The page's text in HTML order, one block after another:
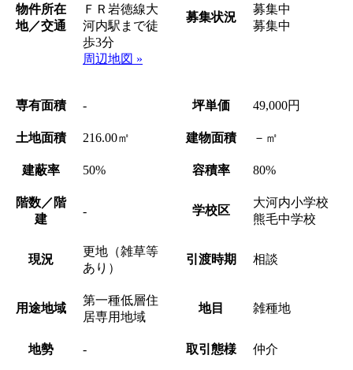
物件所在
地／交通
ＦＲ岩徳線大
河内駅まで徒
歩3分
周辺地図 »
募集状況
募集中
募集中
専有面積 - 坪単価 49,000円
土地面積 216.00㎡ 建物面積 －㎡
建蔽率 50% 容積率 80%
階数／階
建
- 学校区
大河内小学校
熊毛中学校
現況
更地（雑草等
あり）
引渡時期 相談
用途地域
第一種低層住
居専用地域
地目 雑種地
地勢 - 取引態様 仲介